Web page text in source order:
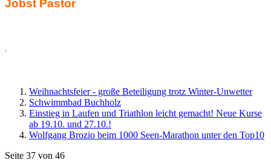
Jobst Pastor
.
Weihnachtsfeier - große Beteiligung trotz Winter-Unwetter
Schwimmbad Buchholz
Einstieg in Laufen und Triathlon leicht gemacht! Neue Kurse
ab 19.10. und 27.10.!
Wolfgang Brozio beim 1000 Seen-Marathon unter den Top10
Seite 37 von 46